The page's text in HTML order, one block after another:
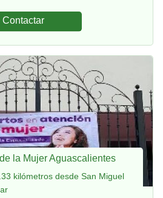
Contactar
la Mujer Aguascalientes
kilómetros desde San Miguel